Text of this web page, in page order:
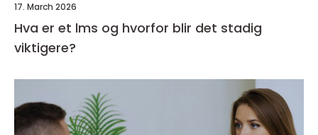
17. March 2026
Hva er et lms og hvorfor blir det stadig
viktigere?